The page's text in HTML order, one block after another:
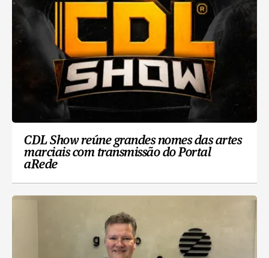
CDL Show reúne grandes nomes das artes
marciais com transmissão do Portal
aRede